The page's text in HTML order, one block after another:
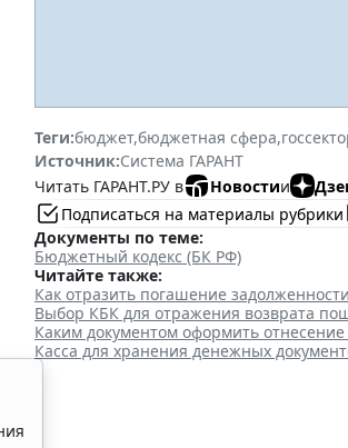
Теги:бюджет,бюджетная сфера,
Источник:Система ГАРАНТ
Читать ГАРАНТ.РУ в
Новостии
Подписаться на материалы рубрики
Документы по теме:
Бюджетный кодекс (БК РФ)
Читайте также:
Как отразить погашение
Выбор КБК для отражения возврата
Каким документом оформить
Касса для хранения денежных